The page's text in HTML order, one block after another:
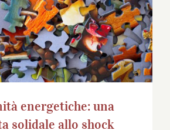
energetiche: una
solidale allo shock